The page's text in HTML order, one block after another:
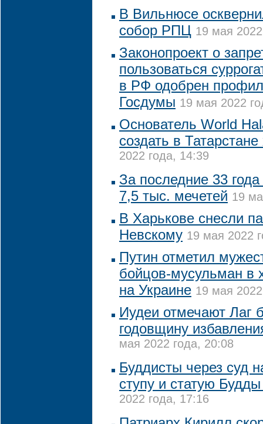
В Вильнюсе
собор РПЦ 19 мая
Законопроект о
пользоваться
в РФ одобрен
Госдумы 19 мая 2022
Основатель World
создать в
2022 года, 14:39
За последние 33
7,5 тыс. мечетей 19
В Харькове снесли
Невскому 19 мая 2022
Путин отметил
бойцов-мусульман в
на Украине 19 мая
Иудеи отмечают Лаг
годовщину
мая 2022 года, 20:08
Буддисты через суд
ступу и статую
2022 года, 17:16